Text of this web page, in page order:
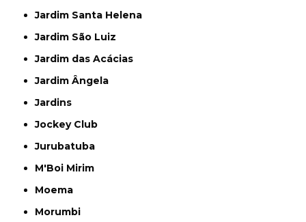
Jardim Santa Helena
Jardim São Luiz
Jardim das Acácias
Jardim Ângela
Jardins
Jockey Club
Jurubatuba
M'Boi Mirim
Moema
Morumbi